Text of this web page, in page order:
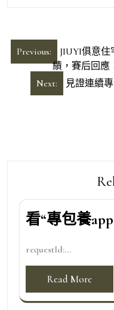
文
章
Previous:
JIUYI俱意
績，賽后回應
Next:
見證連續
看“專包養
requestId:...
Read More